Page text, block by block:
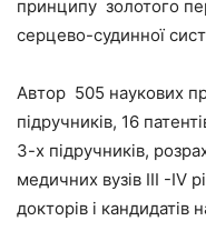
принципу золотого
серцево-судинної
Автор 505 наукових
підручників, 16
3-х підручників,
медичних вузів ІІІ -ІV
докторів і кандидатів